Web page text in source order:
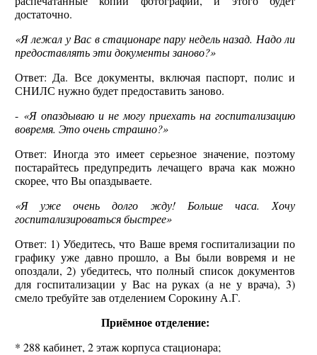
достаточно.
«Я лежал у Вас в стационаре пару недель назад. Надо ли
предоставлять эти документы заново?»
Ответ: Да. Все документы, включая паспорт, полис и
СНИЛС нужно будет предоставить заново.
- «Я опаздываю и не могу приехать на госпитализацию
вовремя. Это очень страшно?»
Ответ: Иногда это имеет серьезное значение, поэтому
постарайтесь предупредить лечащего врача как можно
скорее, что Вы опаздываете.
«Я уже очень долго жду! Больше часа. Хочу
госпитализироваться быстрее»
Ответ: 1) Убедитесь, что Ваше время госпитализации по
графику уже давно прошло, а Вы были вовремя и не
опоздали, 2) убедитесь, что полный список документов
для госпитализации у Вас на руках (а не у врача), 3)
смело требуйте зав отделением Сорокину А.Г.
Приёмное отделение:
* 288 кабинет, 2 этаж корпуса стационара;